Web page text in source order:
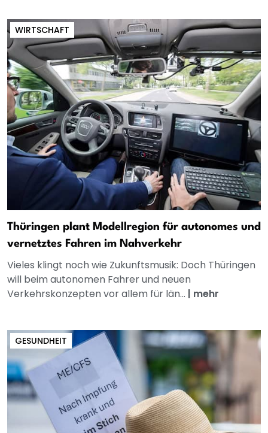
WIRTSCHAFT
Thüringen plant Modellregion für autonomes und
vernetztes Fahren im Nahverkehr
Vieles klingt noch wie Zukunftsmusik: Doch Thüringen
will beim autonomen Fahrer und neuen
Verkehrskonzepten vor allem für län... | mehr
GESUNDHEIT